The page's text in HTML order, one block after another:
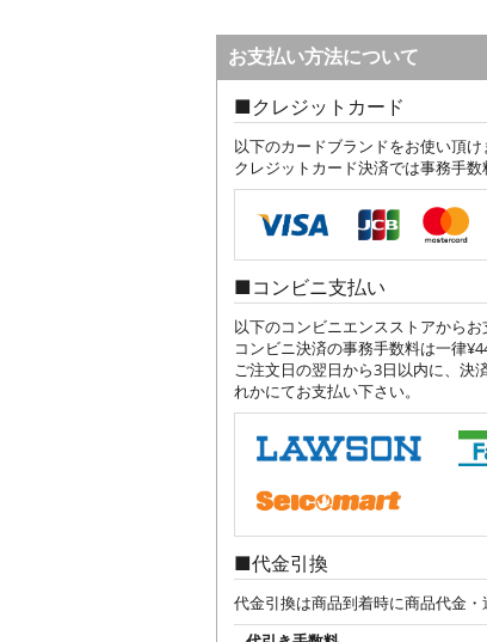
お支払い方法について
クレジットカード
以下のカードブランドをお使い頂け
クレジットカード決済では事務手数
コンビニ支払い
以下のコンビニエンスストアからお
コンビニ決済の事務手数料は一律
ご注文日の翌日から3日以内に、決
れかにてお支払い下さい。
代金引換
代金引換は商品到着時に商品代金・